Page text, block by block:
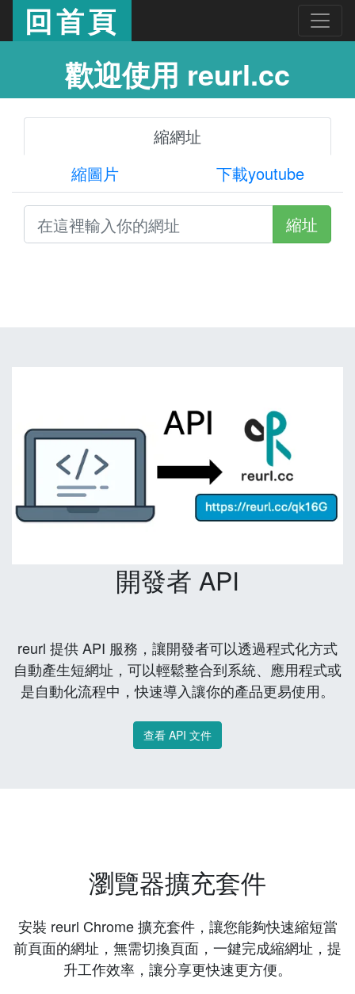
回首頁
歡迎使用 reurl.cc
縮網址
縮圖片
下載youtube
縮址
開發者 API
reurl 提供 API 服務，讓開發者可以透過程式化方式
自動產生短網址，可以輕鬆整合到系統、應用程式或
是自動化流程中，快速導入讓你的產品更易使用。
查看 API 文件
瀏覽器擴充套件
安裝 reurl Chrome 擴充套件，讓您能夠快速縮短當
前頁面的網址，無需切換頁面，一鍵完成縮網址，提
升工作效率，讓分享更快速更方便。